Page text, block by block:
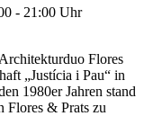
- 21:00 Uhr
Flores
„Justícia i Pau“ in
1980er Jahren stand
Flores & Prats zu